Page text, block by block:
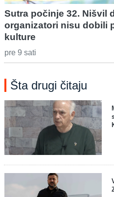
Sutra počinje 32. Nišvil
organizatori nisu dobili
kulture
pre 9 sati
Šta drugi čitaju